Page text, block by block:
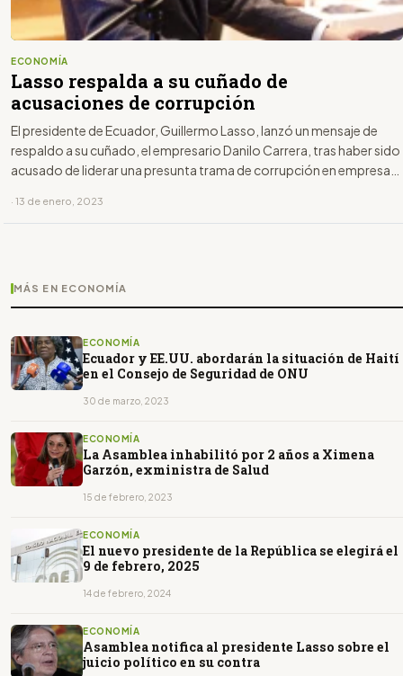
ECONOMÍA
Lasso respalda a su cuñado de
acusaciones de corrupción
El presidente de Ecuador, Guillermo Lasso, lanzó un mensaje de
respaldo a su cuñado, el empresario Danilo Carrera, tras haber sido
acusado de liderar una presunta trama de corrupción en empresas
· 13 de enero, 2023
MÁS EN ECONOMÍA
ECONOMÍA
Ecuador y EE.UU. abordarán la situación de Haití
en el Consejo de Seguridad de ONU
30 de marzo, 2023
ECONOMÍA
La Asamblea inhabilitó por 2 años a Ximena
Garzón, exministra de Salud
15 de febrero, 2023
ECONOMÍA
El nuevo presidente de la República se elegirá el
9 de febrero, 2025
14 de febrero, 2024
ECONOMÍA
Asamblea notifica al presidente Lasso sobre el
juicio político en su contra